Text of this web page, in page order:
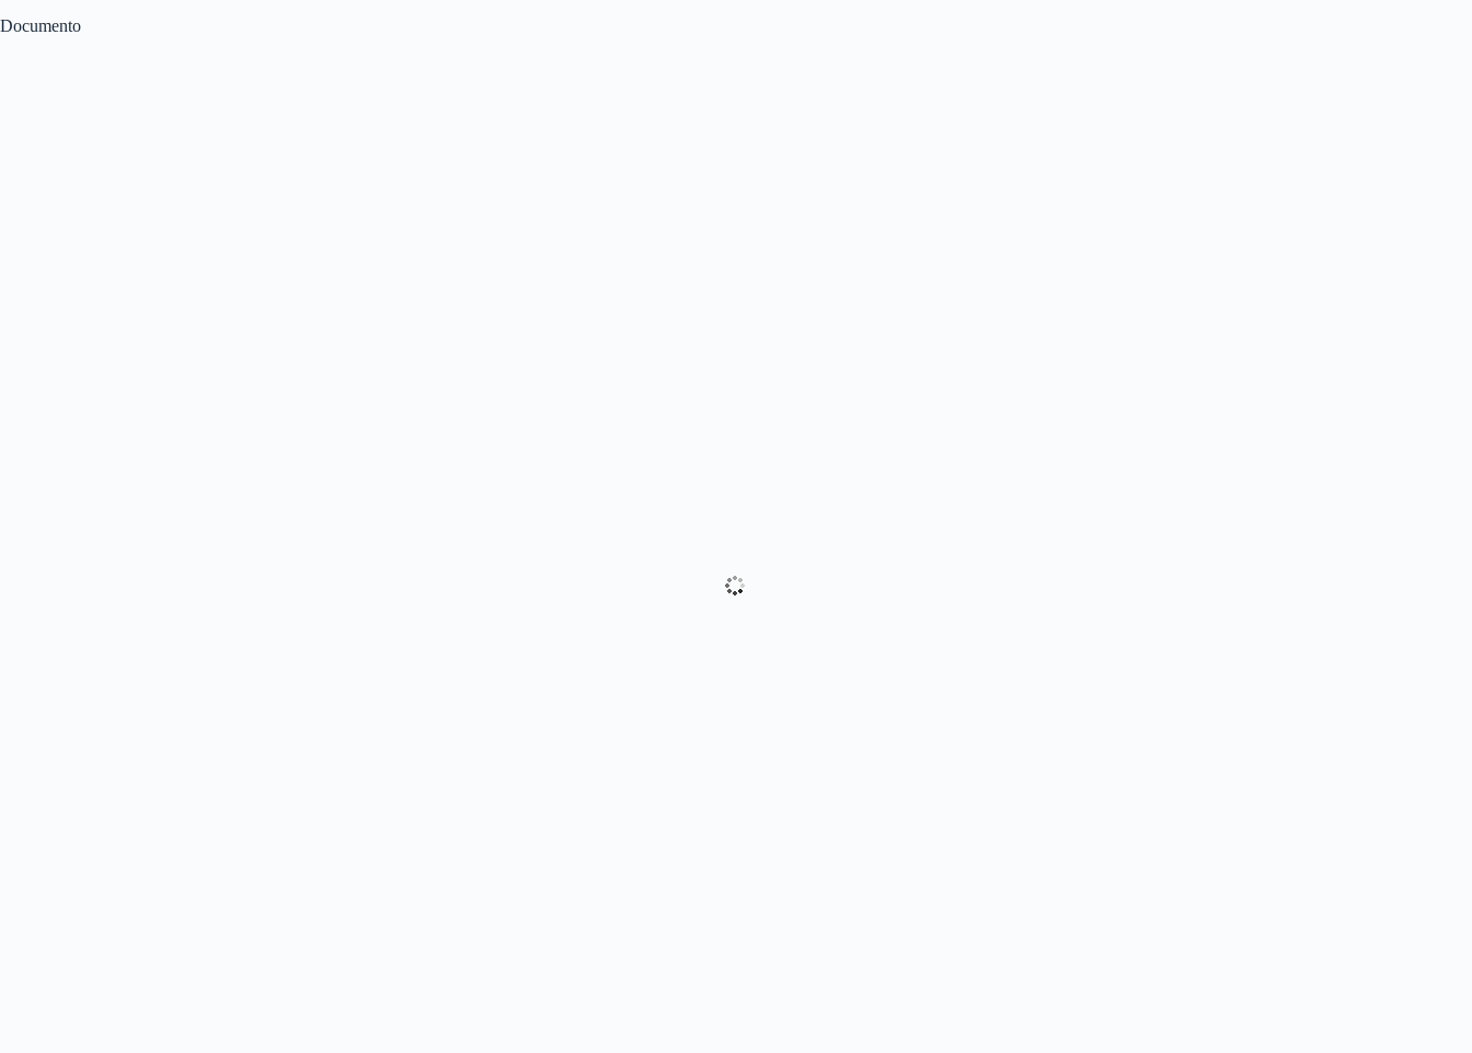
Documento